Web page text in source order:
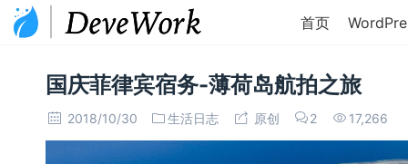
首页
国庆菲律宾宿务-薄荷岛航拍之旅
2018/10/30 生活日志 原创 2 17,266